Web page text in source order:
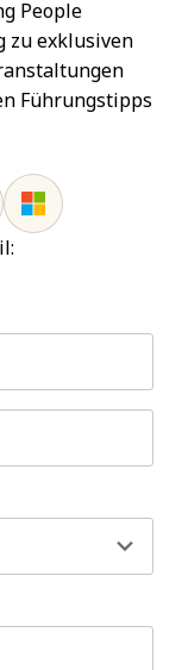
People
zu exklusiven
Führungstipps